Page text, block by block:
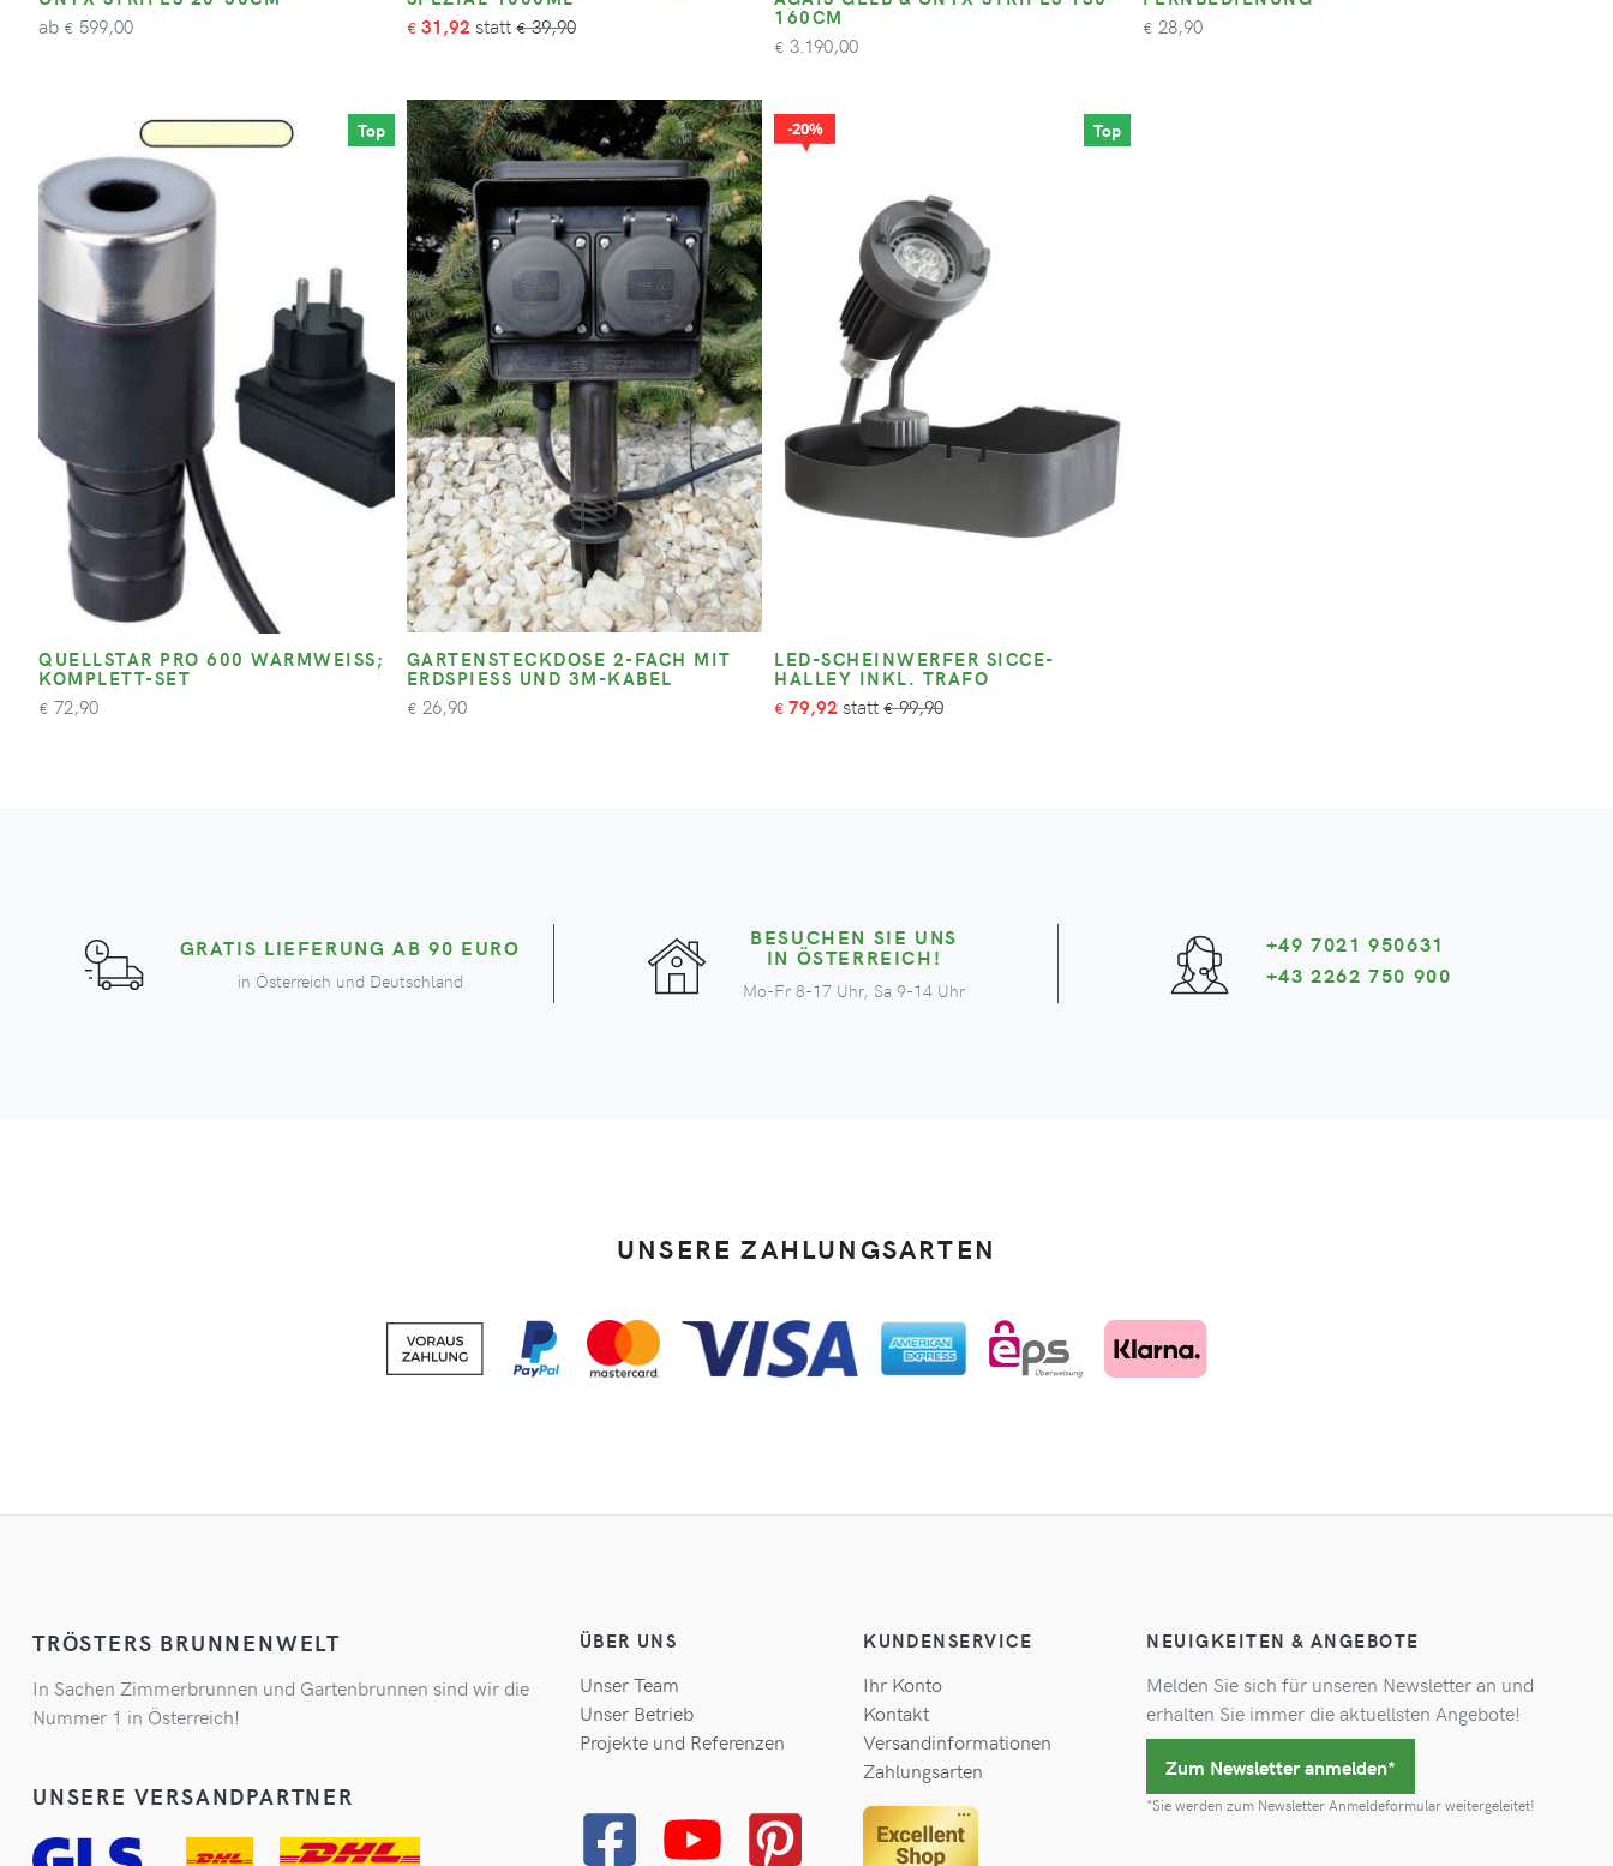
ab € 599,00 €31,92 €39,90
160CM
€ 3.190,00
€ 28,90
Top
QUELLSTAR PRO 600 WARMWEISS; K
OMPLETT-SET
€ 72,90
GARTENSTECKDOSE 2-FACH MIT
ERDSPIESS UND 3M-KABEL
€ 26,90
Top
20%
LED-SCHEINWERFER SICCE-
HALLEY INKL. TRAFO
€ 79,92 €99,90
GRATIS LIEFERUNG AB 90 EURO
in Österreich und Deutschland
BESUCHEN SIE UNS
IN ÖSTERREICH!
Mo-Fr 8-17 Uhr, Sa 9-14 Uhr
+49 7021 950631
+43 2262 750 900
UNSERE ZAHLUNGSARTEN
TRÖSTERS BRUNNENWELT
In Sachen Zimmerbrunnen und Gartenbrunnen sind wir die
Nummer 1 in Österreich!
UNSERE VERSANDPARTNER
ÜBER UNS
Unser Team
Unser Betrieb
Projekte und Referenzen
KUNDENSERVICE
Ihr Konto
Kontakt
Versandinformationen
Zahlungsarten
NEUIGKEITEN & ANGEBOTE
Melden Sie sich für unseren Newsletter an und
erhalten Sie immer die aktuellsten Angebote!
Zum Newsletter anmelden*
*Sie werden zum Newsletter Anmeldeformular weitergeleitet!